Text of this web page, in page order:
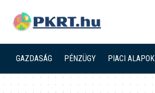
GAZDASÁG PÉNZÜGY PIACI ALAPOK